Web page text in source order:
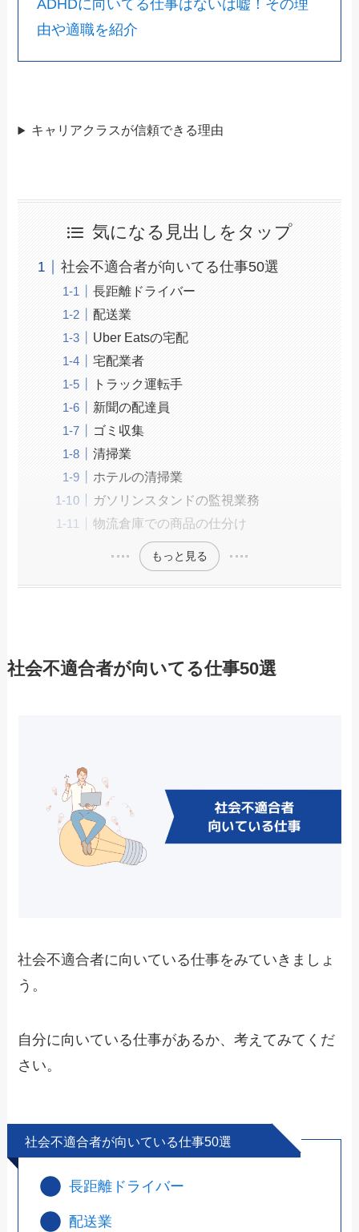
ADHDに向いてる仕事はないは嘘！その理
由や適職を紹介
キャリアクラスが信頼できる理由
気になる見出しをタップ
社会不適合者が向いてる仕事50選
長距離ドライバー
配送業
Uber Eatsの宅配
宅配業者
トラック運転手
新聞の配達員
ゴミ収集
清掃業
ホテルの清掃業
ガソリンスタンドの監視業務
物流倉庫での商品の仕分け
もっと見る
社会不適合者が向いてる仕事50選
社会不適合者に向いている仕事をみていきましょ
う。
自分に向いている仕事があるか、考えてみてくだ
さい。
社会不適合者が向いている仕事50選
長距離ドライバー
配送業